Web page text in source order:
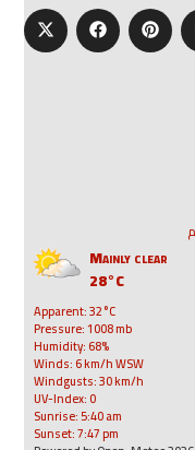
Mainly clear
28°C
Apparent: 32°C
Pressure: 1008 mb
Humidity: 68%
Winds: 6 km/h WSW
Windgusts: 30 km/h
UV-Index: 0
Sunrise: 5:40 am
Sunset: 7:47 pm